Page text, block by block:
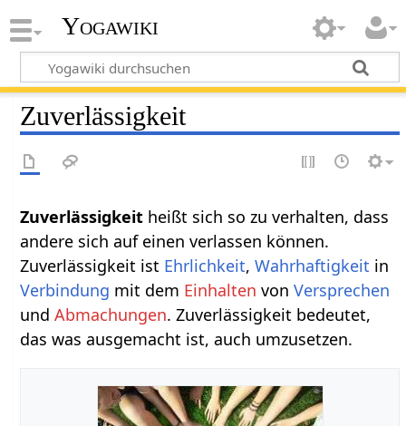
Yogawiki
Zuverlässigkeit
Zuverlässigkeit heißt sich so zu verhalten, dass
andere sich auf einen verlassen können.
Zuverlässigkeit ist Ehrlichkeit,Wahrhaftigkeit in
Verbindung mit dem Einhalten vonVersprechen
undAbmachungen. Zuverlässigkeit bedeutet,
das was ausgemacht ist, auch umzusetzen.